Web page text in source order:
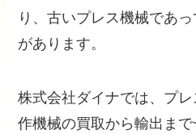
り、古いプレス機械であ
があります。
株式会社ダイナでは、プ
作機械の買取から輸出ま